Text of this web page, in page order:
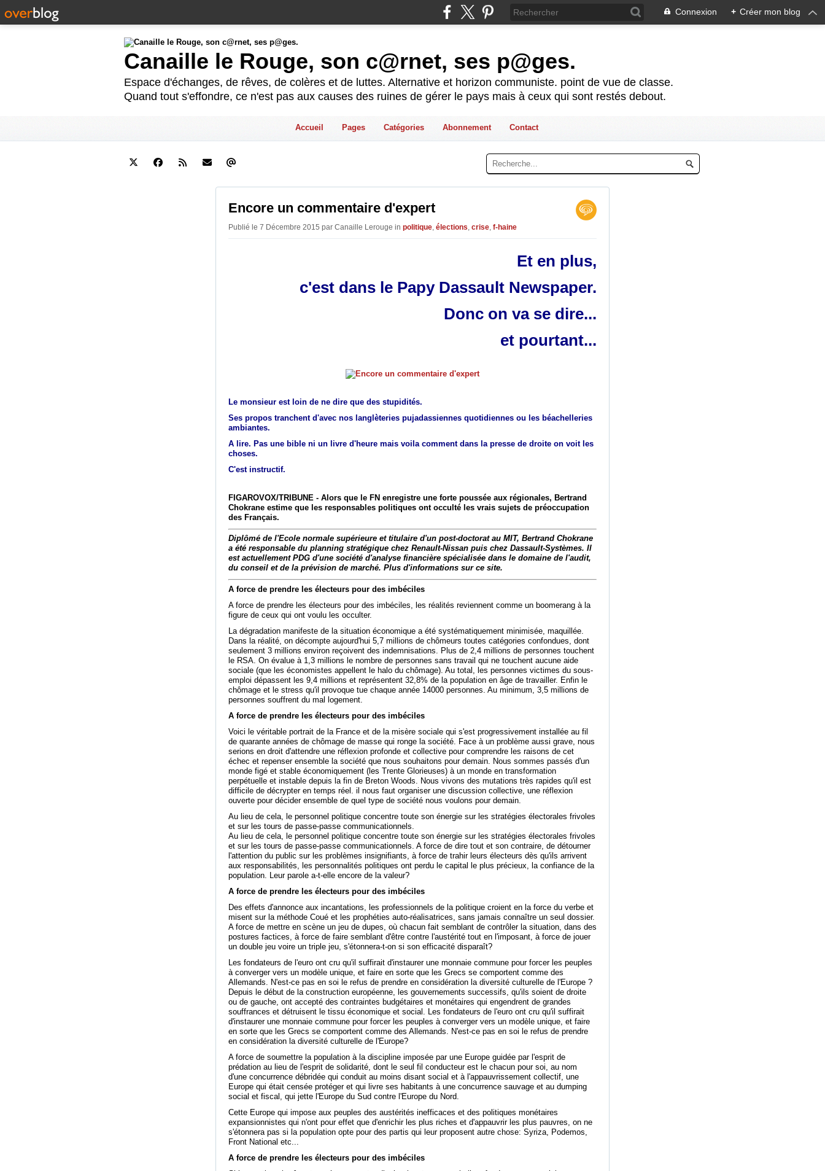
Connexion + Créer mon blog
Canaille le Rouge, son c@rnet, ses p@ges.
Espace d'échanges, de rêves, de colères et de luttes. Alternative et horizon communiste. point de vue de classe.
Quand tout s'effondre, ce n'est pas aux causes des ruines de gérer le pays mais à ceux qui sont restés debout.
Accueil Pages Catégories Abonnement Contact
Encore un commentaire d'expert
Publié le 7 Décembre 2015 par Canaille Lerouge in politique élections crise f-haine
Et en plus,
c'est dans le Papy Dassault Newspaper.
Donc on va se dire...
et pourtant...
Le monsieur est loin de ne dire que des stupidités.
Ses propos tranchent d'avec nos langlèteries pujadassiennes quotidiennes ou les béachelleries
ambiantes.
A lire. Pas une bible ni un livre d'heure mais voila comment dans la presse de droite on voit les
choses.
C'est instructif.
FIGAROVOX/TRIBUNE - Alors que le FN enregistre une forte poussée aux régionales, Bertrand
Chokrane estime que les responsables politiques ont occulté les vrais sujets de préoccupation
des Français.
Diplômé de l'Ecole normale supérieure et titulaire d'un post-doctorat au MIT, Bertrand Chokrane
a été responsable du planning stratégique chez Renault-Nissan puis chez Dassault-Systèmes. Il
est actuellement PDG d'une société d'analyse financière spécialisée dans le domaine de l'audit,
du conseil et de la prévision de marché. Plus d'informations sur ce site.
A force de prendre les électeurs pour des imbéciles
A force de prendre les électeurs pour des imbéciles, les réalités reviennent comme un boomerang à la
figure de ceux qui ont voulu les occulter.
La dégradation manifeste de la situation économique a été systématiquement minimisée, maquillée.
Dans la réalité, on décompte aujourd'hui 5,7 millions de chômeurs toutes catégories confondues, dont
seulement 3 millions environ reçoivent des indemnisations. Plus de 2,4 millions de personnes touchent
le RSA. On évalue à 1,3 millions le nombre de personnes sans travail qui ne touchent aucune aide
sociale (que les économistes appellent le halo du chômage). Au total, les personnes victimes du sous-
emploi dépassent les 9,4 millions et représentent 32,8% de la population en âge de travailler. Enfin le
chômage et le stress qu'il provoque tue chaque année 14000 personnes. Au minimum, 3,5 millions de
personnes souffrent du mal logement.
A force de prendre les électeurs pour des imbéciles
Voici le véritable portrait de la France et de la misère sociale qui s'est progressivement installée au fil
de quarante années de chômage de masse qui ronge la société. Face à un problème aussi grave, nous
serions en droit d'attendre une réflexion profonde et collective pour comprendre les raisons de cet
échec et repenser ensemble la société que nous souhaitons pour demain. Nous sommes passés d'un
monde figé et stable économiquement (les Trente Glorieuses) à un monde en transformation
perpétuelle et instable depuis la fin de Breton Woods. Nous vivons des mutations très rapides qu'il est
difficile de décrypter en temps réel. il nous faut organiser une discussion collective, une réflexion
ouverte pour décider ensemble de quel type de société nous voulons pour demain.
Au lieu de cela, le personnel politique concentre toute son énergie sur les stratégies électorales frivoles
et sur les tours de passe-passe communicationnels.
Au lieu de cela, le personnel politique concentre toute son énergie sur les stratégies électorales frivoles
et sur les tours de passe-passe communicationnels. A force de dire tout et son contraire, de détourner
l'attention du public sur les problèmes insignifiants, à force de trahir leurs électeurs dès qu'ils arrivent
aux responsabilités, les personnalités politiques ont perdu le capital le plus précieux, la confiance de la
population. Leur parole a-t-elle encore de la valeur?
A force de prendre les électeurs pour des imbéciles
Des effets d'annonce aux incantations, les professionnels de la politique croient en la force du verbe et
misent sur la méthode Coué et les prophéties auto-réalisatrices, sans jamais connaître un seul dossier.
A force de mettre en scène un jeu de dupes, où chacun fait semblant de contrôler la situation, dans des
postures factices, à force de faire semblant d'être contre l'austérité tout en l'imposant, à force de jouer
un double jeu voire un triple jeu, s'étonnera-t-on si son efficacité disparaît?
Les fondateurs de l'euro ont cru qu'il suffirait d'instaurer une monnaie commune pour forcer les peuples
à converger vers un modèle unique, et faire en sorte que les Grecs se comportent comme des
Allemands. N'est-ce pas en soi le refus de prendre en considération la diversité culturelle de l'Europe ?
Depuis le début de la construction européenne, les gouvernements successifs, qu'ils soient de droite
ou de gauche, ont accepté des contraintes budgétaires et monétaires qui engendrent de grandes
souffrances et détruisent le tissu économique et social. Les fondateurs de l'euro ont cru qu'il suffirait
d'instaurer une monnaie commune pour forcer les peuples à converger vers un modèle unique, et faire
en sorte que les Grecs se comportent comme des Allemands. N'est-ce pas en soi le refus de prendre
en considération la diversité culturelle de l'Europe?
A force de soumettre la population à la discipline imposée par une Europe guidée par l'esprit de
prédation au lieu de l'esprit de solidarité, dont le seul fil conducteur est le chacun pour soi, au nom
d'une concurrence débridée qui conduit au moins disant social et à l'appauvrissement collectif, une
Europe qui était censée protéger et qui livre ses habitants à une concurrence sauvage et au dumping
social et fiscal, qui jette l'Europe du Sud contre l'Europe du Nord.
Cette Europe qui impose aux peuples des austérités inefficaces et des politiques monétaires
expansionnistes qui n'ont pour effet que d'enrichir les plus riches et d'appauvrir les plus pauvres, on ne
s'étonnera pas si la population opte pour des partis qui leur proposent autre chose: Syriza, Podemos,
Front National etc...
A force de prendre les électeurs pour des imbéciles